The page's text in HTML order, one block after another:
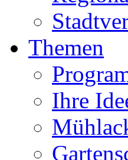
Themen
Ihre